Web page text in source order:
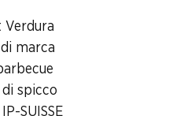
Verdura
marca
spicco
SUISSE
FR